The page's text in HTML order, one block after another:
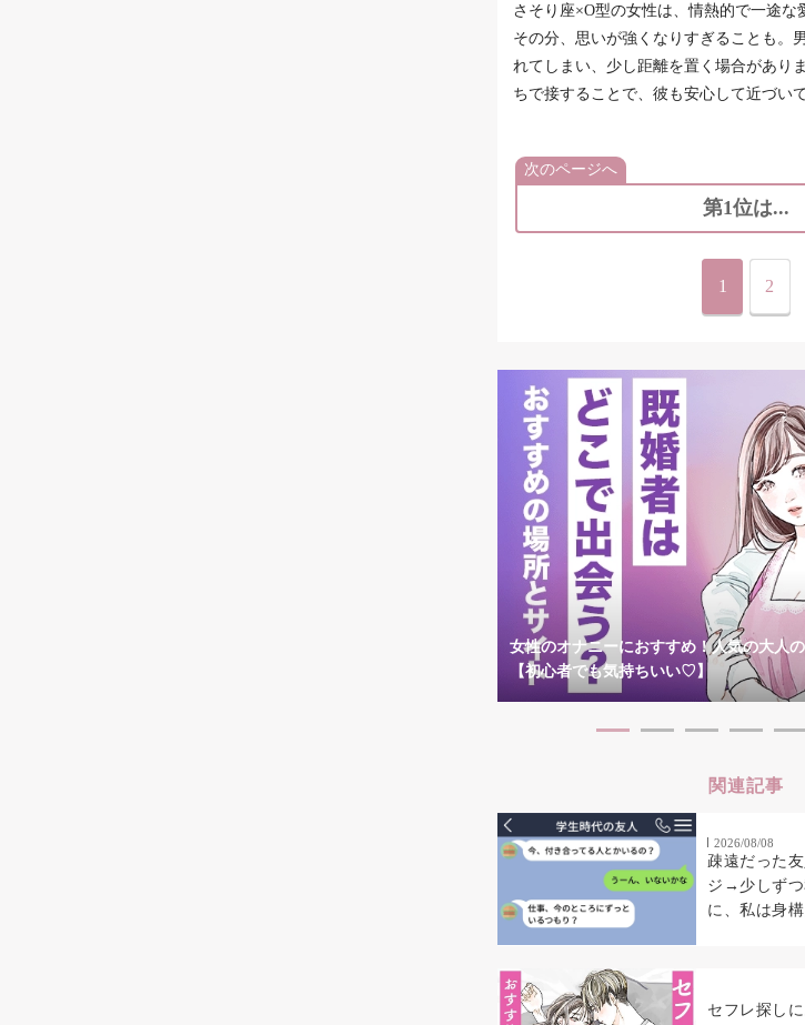
さそり座×O型の女性は、情熱的で一途な
その分、思いが強くなりすぎることも。
れてしまい、少し距離を置く場合があり
ちで接することで、彼も安心して近づい
次のページへ
第1位は...
1 2
女性のオナニーにおすすめ！人気の大人
【初心者でも気持ちいい♡】
関連記事
2026/08/08
疎遠だった
ジ→少しずつ
に、私は身
セフレ探し